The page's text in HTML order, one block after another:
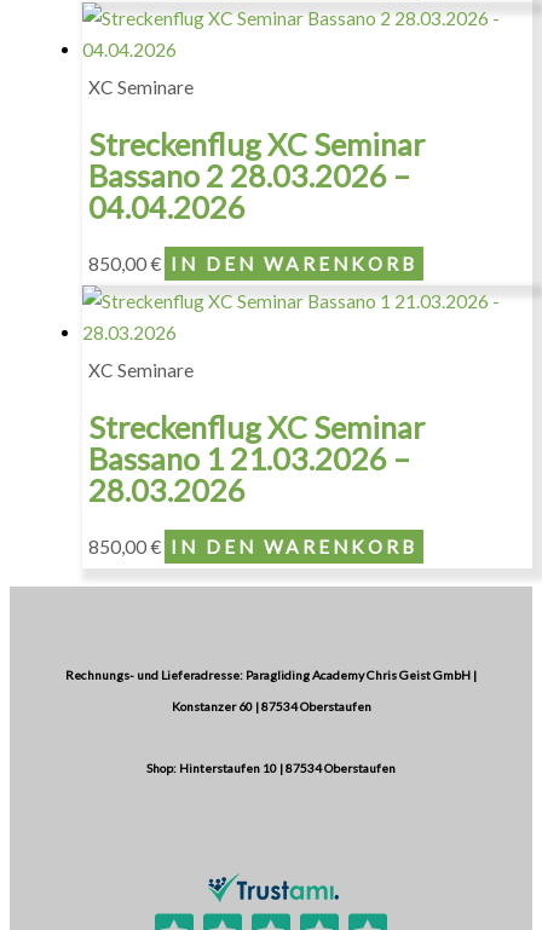
XC Seminare
Streckenflug XC Seminar
Bassano 2 28.03.2026 –
04.04.2026
850,00€ IN DEN WARENKORB
XC Seminare
Streckenflug XC Seminar
Bassano 1 21.03.2026 –
28.03.2026
850,00€ IN DEN WARENKORB
Rechnungs- und Lieferadresse: Paragliding Academy Chris Geist GmbH |
Konstanzer 60 | 87534 Oberstaufen
Shop: Hinterstaufen 10 | 87534 Oberstaufen